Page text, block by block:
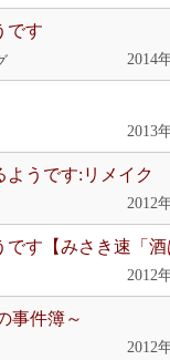
です
2014
2013
うです:リメイク
2012
す【みさき速「酒
2012
事件簿～
2012